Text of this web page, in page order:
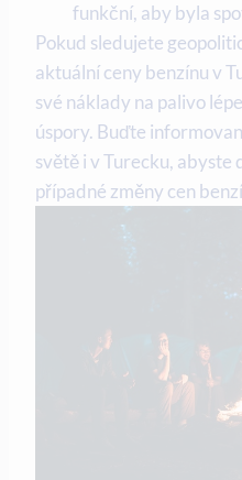
funkční, aby byla
Pokud sledujete
aktuální ceny benzínu v
své náklady na palivo
úspory. Buďte
světě i v Turecku, abyste
případné změny cen